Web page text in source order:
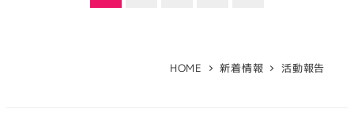
HOME 新着情報 活動報告